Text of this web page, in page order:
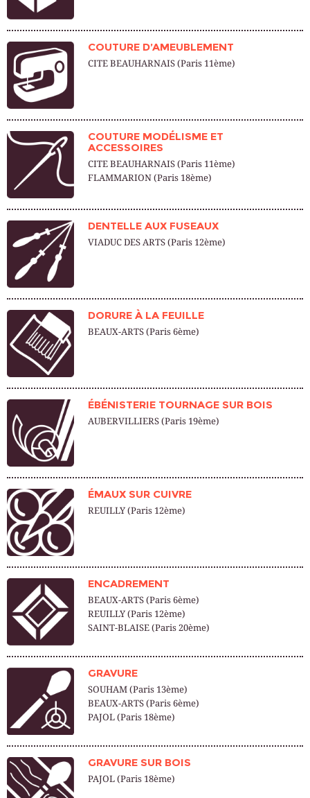
COUTURE D’AMEUBLEMENT
CITE BEAUHARNAIS (Paris 11ème)
COUTURE MODÉLISME ET
ACCESSOIRES
CITE BEAUHARNAIS (Paris 11ème)
FLAMMARION (Paris 18ème)
DENTELLE AUX FUSEAUX
VIADUC DES ARTS (Paris 12ème)
DORURE À LA FEUILLE
BEAUX-ARTS (Paris 6ème)
ÉBÉNISTERIE TOURNAGE SUR BOIS
AUBERVILLIERS (Paris 19ème)
ÉMAUX SUR CUIVRE
REUILLY (Paris 12ème)
ENCADREMENT
BEAUX-ARTS (Paris 6ème)
REUILLY (Paris 12ème)
SAINT-BLAISE (Paris 20ème)
GRAVURE
SOUHAM (Paris 13ème)
BEAUX-ARTS (Paris 6ème)
PAJOL (Paris 18ème)
GRAVURE SUR BOIS
PAJOL (Paris 18ème)